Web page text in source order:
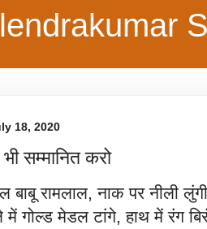
18, 2020
सम्मानित करो
नाक पर नीली लुंगी
गोल्ड मेडल टांगे, हाथ में रंग